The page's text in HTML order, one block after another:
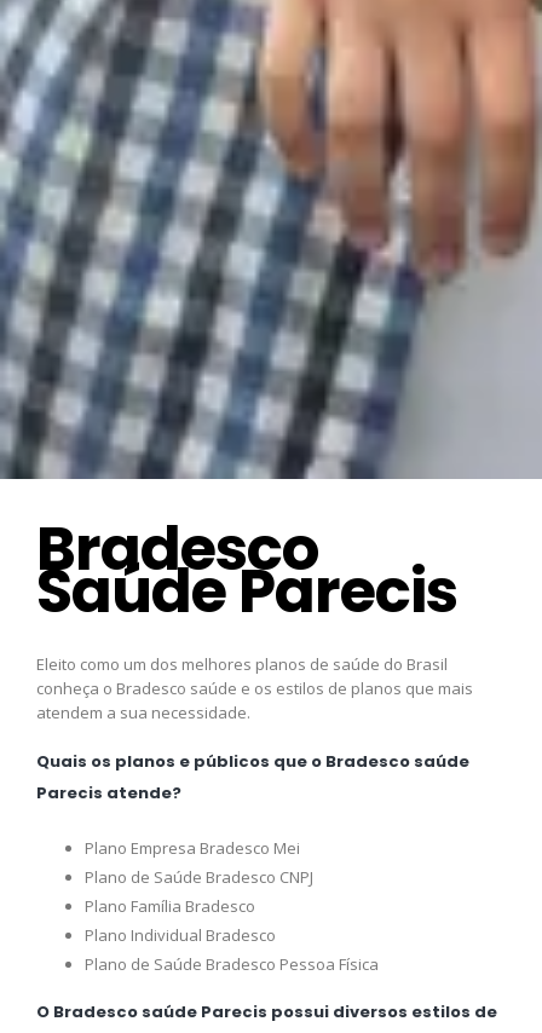
Bradesco
Saúde Parecis
Eleito como um dos melhores planos de saúde do Brasil
conheça o Bradesco saúde e os estilos de planos que mais
atendem a sua necessidade.
Quais os planos e públicos que o Bradesco saúde
Parecis atende?
Plano Empresa Bradesco Mei
Plano de Saúde Bradesco CNPJ
Plano Família Bradesco
Plano Individual Bradesco
Plano de Saúde Bradesco Pessoa Física
O Bradesco saúde Parecis possui diversos estilos de